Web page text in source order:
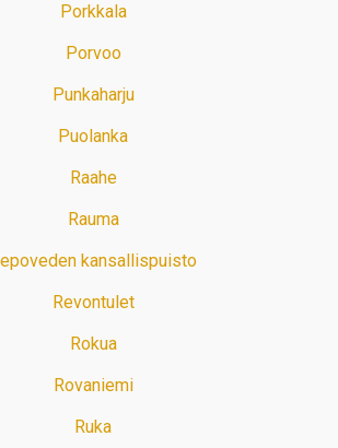
Porkkala
Porvoo
Punkaharju
Puolanka
Raahe
Rauma
kansallispuisto
Revontulet
Rokua
Rovaniemi
Ruka